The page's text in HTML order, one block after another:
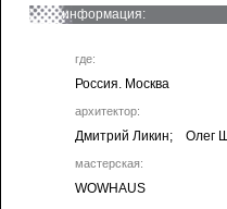
информация:
где:
Россия. Москва
архитектор:
Дмитрий Ликин; Олег
мастерская:
WOWHAUS